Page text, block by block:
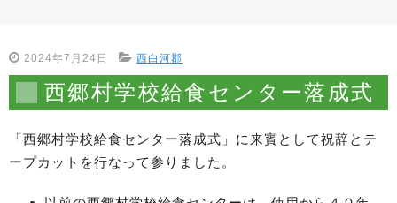
2024年7月24日 西白河郡
西郷村学校給食センター落成式
「西郷村学校給食センター落成式」に来賓として祝辞とテ
ープカットを行なって参りました。